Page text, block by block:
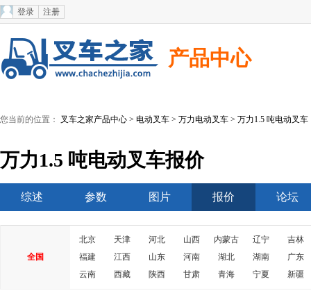
登录 注册
产品中心
您当前的位置： 叉车之家产品中心 > 电动叉车 > 万力电动叉车 > 万力1.5 吨电动叉车
万力1.5 吨电动叉车报价
综述 参数 图片 报价 论坛
全国
北京 天津 河北 山西 内蒙古 辽宁
吉林
福建
江西 山东 河南 湖北 湖南
广东
云南
西藏 陕西 甘肃 青海 宁夏 新疆